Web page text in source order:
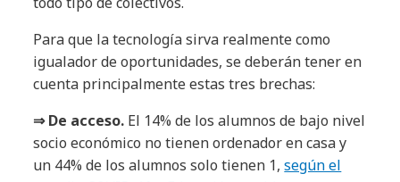
Para que la tecnología sirva realmente como
igualador de oportunidades, se deberán tener en
cuenta principalmente estas tres brechas:
⇒ De acceso. El 14% de los alumnos de bajo nivel
socio económico no tienen ordenador en casa y
un 44% de los alumnos solo tienen 1,según el